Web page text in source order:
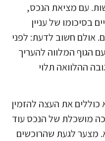
עם מציאת הנכס,
של עניין
חשוב לדעת: לפני
המלווה להעריך
ההלוואה תלוי
את העצה להזמין
מושכלת של הנכס עוד
לגעת שהרוכשים